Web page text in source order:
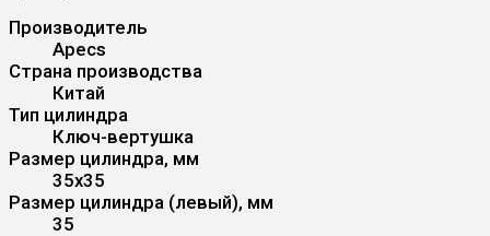
Производитель
Apecs
Страна производства
Китай
Тип цилиндра
Ключ-вертушка
Размер цилиндра, мм
35x35
Размер цилиндра (левый), мм
35